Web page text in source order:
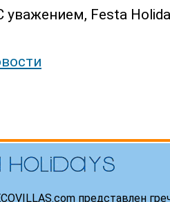
Festa
представлен